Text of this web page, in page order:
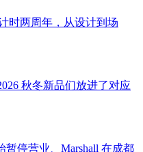
时两周年，从设计到场
秋冬新品们放进了对应
停营业、Marshall 在成都